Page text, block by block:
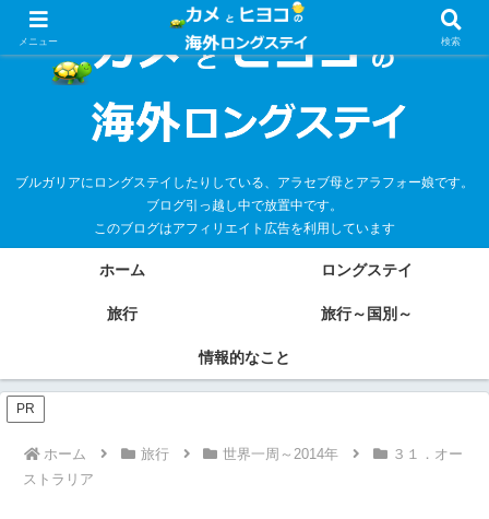
ブルガリアにロングステイしたりしている、アラセブ母とアラフォー娘です。
ブログ引っ越し中で放置中です。
このブログはアフィリエイト広告を利用しています
ホーム ロングステイ
旅行 旅行～国別～
情報的なこと
PR
ホーム 旅行 世界一周～2014年
３１．オー
ストラリア
メニュー 検索